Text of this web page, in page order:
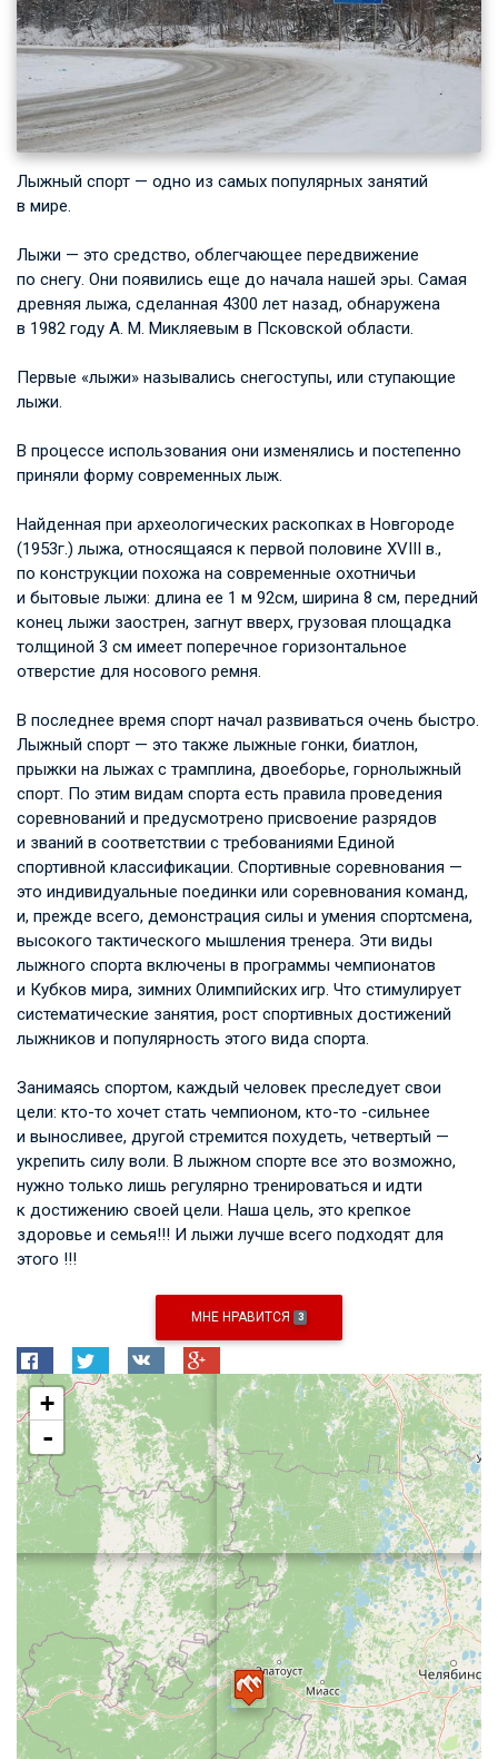
Лыжный спорт — одно из самых популярных занятий
в мире.
Лыжи — это средство, облегчающее передвижение
по снегу. Они появились еще до начала нашей эры. Самая
древняя лыжа, сделанная 4300 лет назад, обнаружена
в 1982 году А. М. Микляевым в Псковской области.
Первые «лыжи» назывались снегоступы, или ступающие
лыжи.
В процессе использования они изменялись и постепенно
приняли форму современных лыж.
Найденная при археологических раскопках в Новгороде
(1953г.) лыжа, относящаяся к первой половине XVIII в.,
по конструкции похожа на современные охотничьи
и бытовые лыжи: длина ее 1 м 92см, ширина 8 см, передний
конец лыжи заострен, загнут вверх, грузовая площадка
толщиной 3 см имеет поперечное горизонтальное
отверстие для носового ремня.
В последнее время спорт начал развиваться очень быстро.
Лыжный спорт — это также лыжные гонки, биатлон,
прыжки на лыжах с трамплина, двоеборье, горнолыжный
спорт. По этим видам спорта есть правила проведения
соревнований и предусмотрено присвоение разрядов
и званий в соответствии с требованиями Единой
спортивной классификации. Спортивные соревнования —
это индивидуальные поединки или соревнования команд,
и, прежде всего, демонстрация силы и умения спортсмена,
высокого тактического мышления тренера. Эти виды
лыжного спорта включены в программы чемпионатов
и Кубков мира, зимних Олимпийских игр. Что стимулирует
систематические занятия, рост спортивных достижений
лыжников и популярность этого вида спорта.
Занимаясь спортом, каждый человек преследует свои
цели: кто-то хочет стать чемпионом, кто-то -сильнее
и выносливее, другой стремится похудеть, четвертый —
укрепить силу воли. В лыжном спорте все это возможно,
нужно только лишь регулярно тренироваться и идти
к достижению своей цели. Наша цель, это крепкое
здоровье и семья!!! И лыжи лучше всего подходят для
этого !!!
МНЕ НРАВИТСЯ 3
+
-